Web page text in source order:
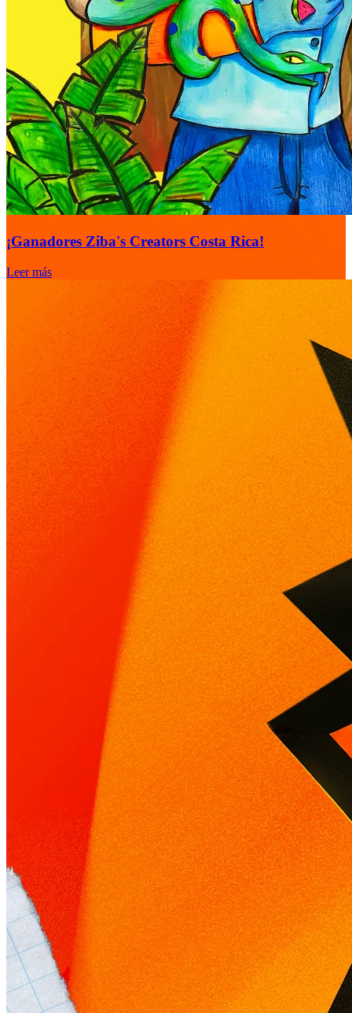
¡Ganadores Ziba's Creators Costa Rica!
Leer más